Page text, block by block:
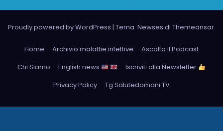
Proudly powered by WordPress | Tema: Newses di Themeansar.
Home Archivio malattie infettive
Ascolta il Podcast
Chi Siamo
English news
Iscriviti alla Newsletter
Privacy Policy
Tg Salutedomani TV